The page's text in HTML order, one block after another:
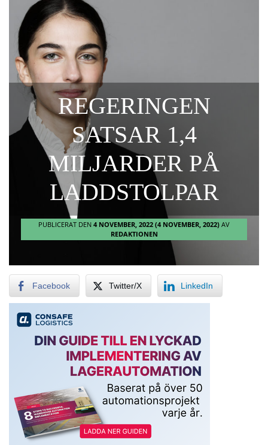
REGERINGEN
SATSAR 1,4
MILJARDER PÅ
LADDSTOLPAR
PUBLICERAT DEN 4 NOVEMBER, 2022 (4 NOVEMBER, 2022) AV
REDAKTIONEN
Facebook Twitter/X LinkedIn